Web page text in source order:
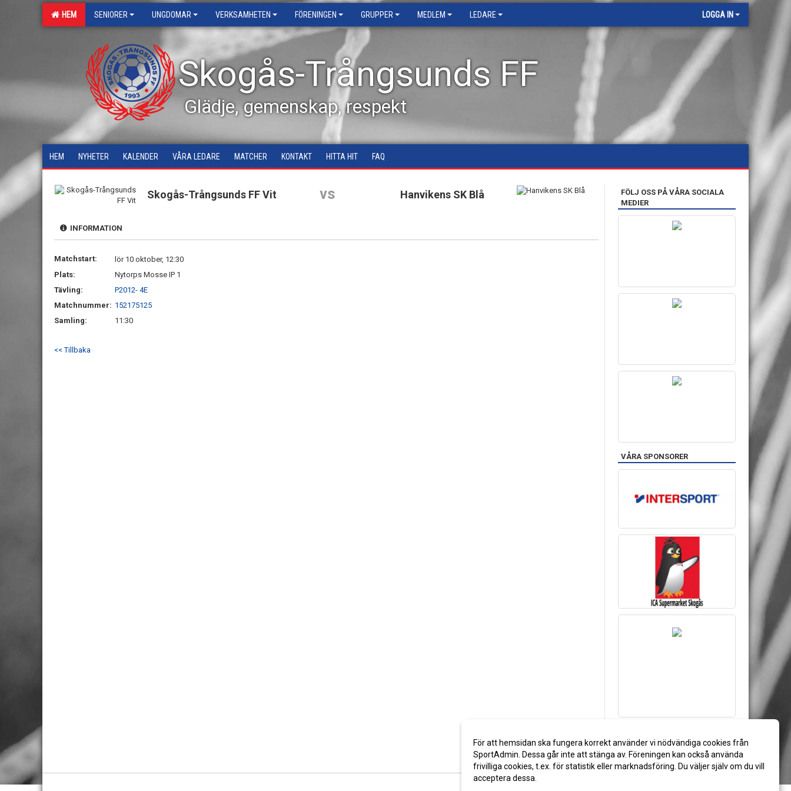
HEM SENIORER UNGDOMAR VERKSAMHETEN FÖRENINGEN GRUPPER MEDLEM LEDARE LOGGA IN
Skogås-Trångsunds FF
Glädje, gemenskap, respekt
HEM NYHETER KALENDER VÅRA LEDARE MATCHER KONTAKT HITTA HIT FAQ
Skogås-Trångsunds FF Vit vs Hanvikens SK Blå
INFORMATION
Matchstart:
lör 10 oktober, 12:30
Plats:
Nytorps Mosse IP 1
Tävling:
P2012- 4E
Matchnummer: 152175125
Samling:
11:30
<< Tillbaka
FÖLJ OSS PÅ VÅRA SOCIALA
MEDIER
VÅRA SPONSORER
För att hemsidan ska fungera korrekt använder vi nödvändiga cookies från
SportAdmin. Dessa går inte att stänga av. Föreningen kan också använda
frivilliga cookies, t.ex. för statistik eller marknadsföring. Du väljer själv om du vill
acceptera dessa.